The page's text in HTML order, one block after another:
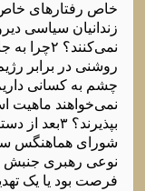
زندانیان سیاسی
نمی‌کنند؟
روشنی در برابر
چشم به کسانی
نمی‌خواهند ماهیت
بپذیرند؟
شورای هماهنگس
نوعی رهبری جنبش
فرصت بود یا یک